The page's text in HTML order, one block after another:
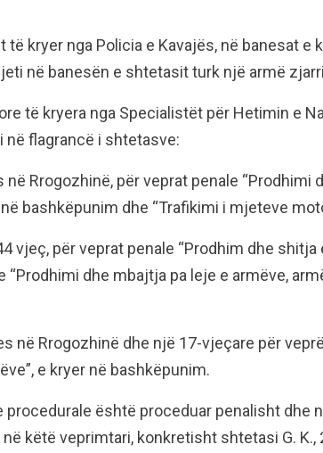
të kryer nga Policia e Kavajës, në banesat e
në banesën e shtetasit turk një armë
të kryera nga Specialistët për Hetimin e
në flagrancë i shtetasve:
në Rrogozhinë, për veprat penale “Prodhimi
bashkëpunim dhe “Trafikimi i mjeteve
vjeç, për veprat penale “Prodhim dhe shitja
“Prodhimi dhe mbajtja pa leje e armëve,
në Rrogozhinë dhe një 17-vjeçare për
e kryer në bashkëpunim.
procedurale është proceduar penalisht dhe
këtë veprimtari, konkretisht shtetasi G. K.,